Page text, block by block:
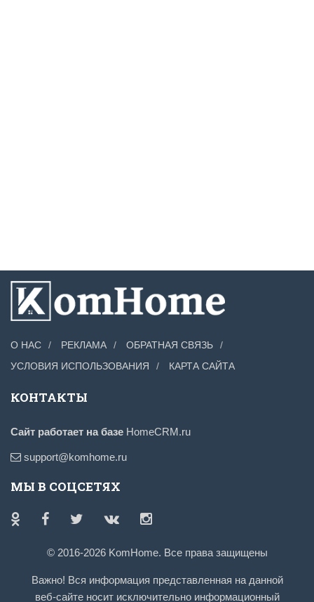
О НАС РЕКЛАМА
ОБРАТНАЯ СВЯЗЬ
УСЛОВИЯ ИСПОЛЬЗОВАНИЯ
КАРТА САЙТА
КОНТАКТЫ
Сайт работает на базе HomeCRM.ru
support@komhome.ru
МЫ В СОЦСЕТЯХ
© 2016-2026 KomHome. Все права защищены
Важно! Вся информация представленная на данной
веб-сайте носит исключительно информационный